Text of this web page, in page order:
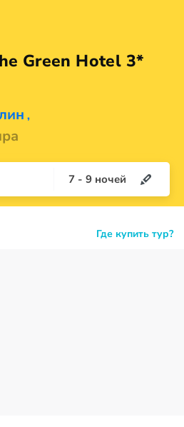
Green Hotel 3*
,
7 - 9 ночей
Где купить тур?